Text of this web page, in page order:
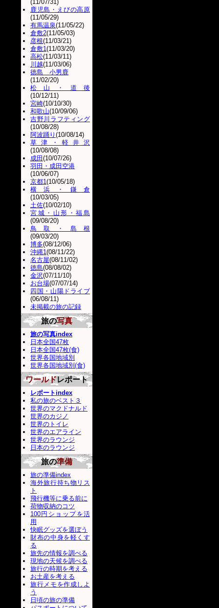
(11/07/31)
鹿児島・えびの高原
(11/05/29)
有馬温泉(11/05/22)
倉敷2(11/05/03)
彦根(11/03/21)
倉敷1(11/03/20)
高松(11/03/11)
川越(11/03/06)
徳島 小男鹿
(11/02/20)
松山・道後
(10/12/11)
宮崎(10/10/30)
和歌山(10/09/06)
吉野川ラフティング
(10/08/28)
阿波踊り (10/08/14)
草津・軽井沢
(10/08/08)
成田 (10/07/26)
羽田・成田空港
(10/06/07)
京都1(10/05/18)
横浜・鎌倉
(10/03/05)
土佐(10/02/10)
宮城・山形・福島
(09/08/20)
鳥取・島根
(09/03/20)
博多(08/12/06)
沖縄1(08/11/22)
名古屋(08/11/02)
徳島(08/08/02)
金沢(07/11/10)
お台場(07/07/14)
四国・山陽ドライブ
(06/08/11)
未掲載の旅の記録
旅の写真
旅の写真index
日本全国47枚
日本全国47枚(食)
世界各国地域別
世界各国地域別(食)
ワールドレポート
レポートindex
私の旅のベスト３
世界のマクドナルド
世界のカジノ
世界のトイレ
世界のエアライン
世界のラウンジ
日本のラウンジ
旅の準備
旅の準備index
海外旅行持ち物リス
ト
飛行機等に乗る前に
荷物収納のコツ
100円ショップを活
用
快眠グッズを選ぼう
財布の中身を軽くす
る
旅先の情報を調べる
現地の天候を調べる
旅行の時期を考える
お土産を考える
旅行メモを作成しよ
う
日頃の旅の準備